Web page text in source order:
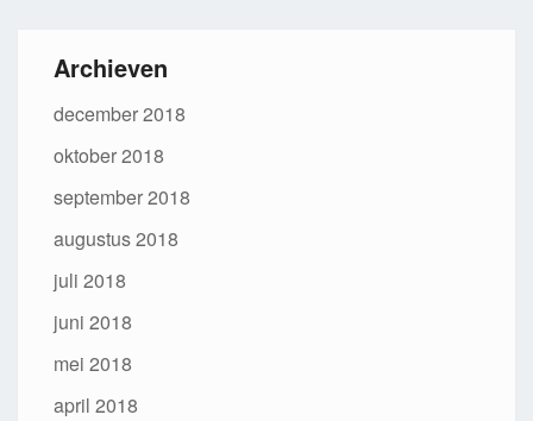
Archieven
december 2018
oktober 2018
september 2018
augustus 2018
juli 2018
juni 2018
mei 2018
april 2018